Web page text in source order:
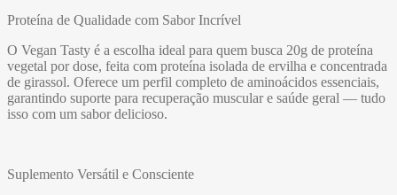
Proteína de Qualidade com Sabor Incrível
O Vegan Tasty é a escolha ideal para quem busca 20g de proteína
vegetal por dose, feita com proteína isolada de ervilha e concentrada
de girassol. Oferece um perfil completo de aminoácidos essenciais,
garantindo suporte para recuperação muscular e saúde geral — tudo
isso com um sabor delicioso.
Suplemento Versátil e Consciente